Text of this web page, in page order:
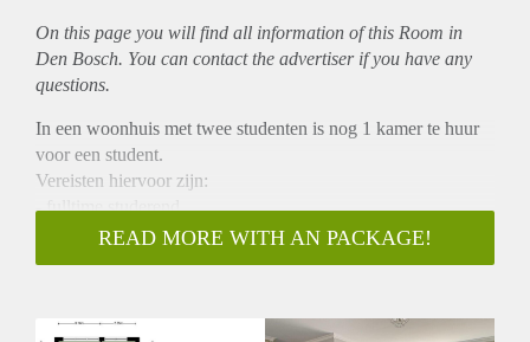
On this page you will find all information of this Room in
Den Bosch. You can contact the advertiser if you have any
questions.
In een woonhuis met twee studenten is nog 1 kamer te huur
voor een student.
Vereisten hiervoor zijn:
- fulltime studerend
- geslacht mannelijk
- leeftijd tussen 19 en 24 jaar
en droger zijn aanwezig.
READ MORE WITH AN PACKAGE!